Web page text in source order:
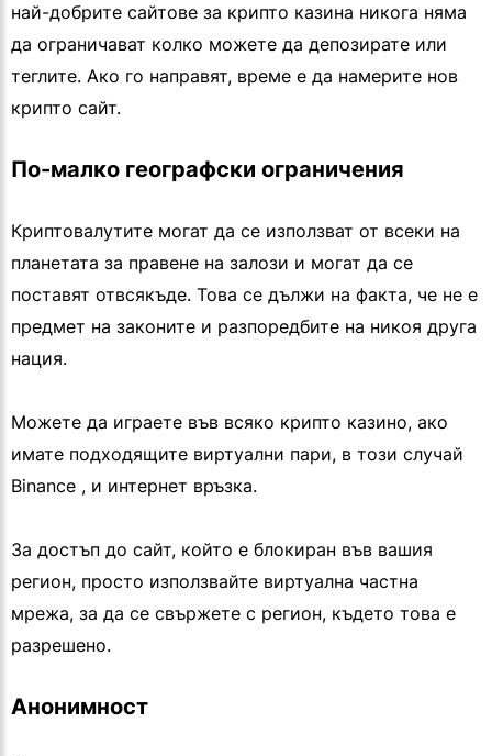
най-добрите сайтове за крипто казина никога няма
да ограничават колко можете да депозирате или
теглите. Ако го направят, време е да намерите нов
крипто сайт.
По-малко географски ограничения
Криптовалутите могат да се използват от всеки на
планетата за правене на залози и могат да се
поставят отвсякъде. Това се дължи на факта, че не е
предмет на законите и разпоредбите на никоя друга
нация.
Можете да играете във всяко крипто казино, ако
имате подходящите виртуални пари, в този случай
Binance , и интернет връзка.
За достъп до сайт, който е блокиран във вашия
регион, просто използвайте виртуална частна
мрежа, за да се свържете с регион, където това е
разрешено.
Анонимност